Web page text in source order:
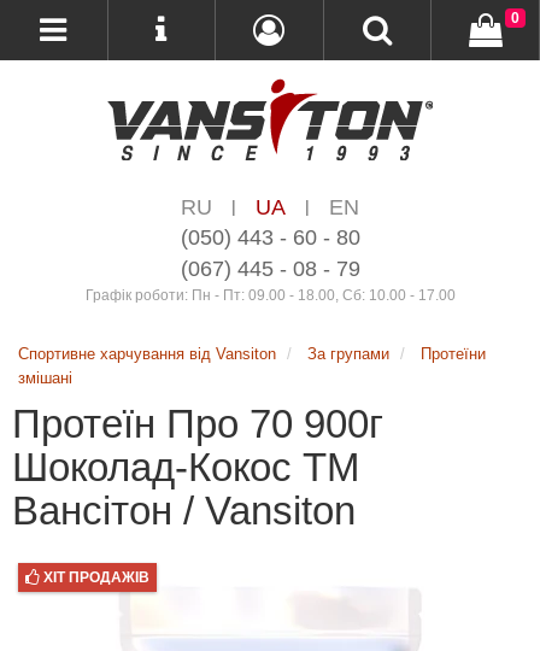
RU | UA |
EN
(050) 443 - 60 - 80
(067) 445 - 08 - 79
Графік роботи: Пн - Пт: 09.00 - 18.00, Сб: 10.00 - 17.00
0
Спортивне харчування від Vansiton За групами
Протеїни
змішані
Протеїн Про 70 900г
Шоколад-Кокос ТМ
Вансітон / Vansiton
ХІТ ПРОДАЖІВ